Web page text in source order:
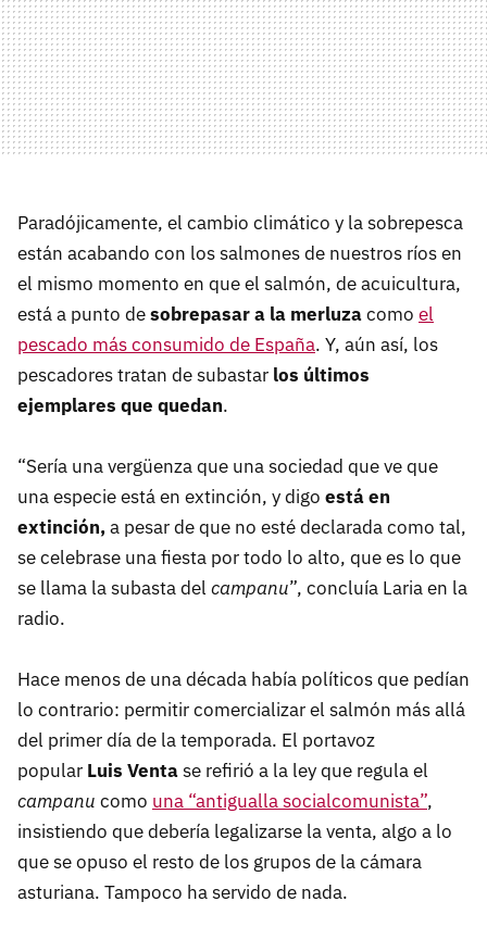
Paradójicamente, el cambio climático y la sobrepesca
están acabando con los salmones de nuestros ríos en
el mismo momento en que el salmón, de acuicultura,
está a punto desobrepasar a la merluzacomo el
pescado más consumido de España. Y, aún así, los
pescadores tratan de subastar los últimos
ejemplares que quedan.
“Sería una vergüenza que una sociedad que ve que
una especie está en extinción, y digo está en
extinción,a pesar de que no esté declarada como tal,
se celebrase una fiesta por todo lo alto, que es lo que
se llama la subasta del campanu”, concluía Laria en la
radio.
Hace menos de una década había políticos que pedían
lo contrario: permitir comercializar el salmón más allá
del primer día de la temporada. El portavoz
popular Luis Ventase refirió a la ley que regula el
campanu como una “antigualla socialcomunista”,
insistiendo que debería legalizarse la venta, algo a lo
que se opuso el resto de los grupos de la cámara
asturiana. Tampoco ha servido de nada.